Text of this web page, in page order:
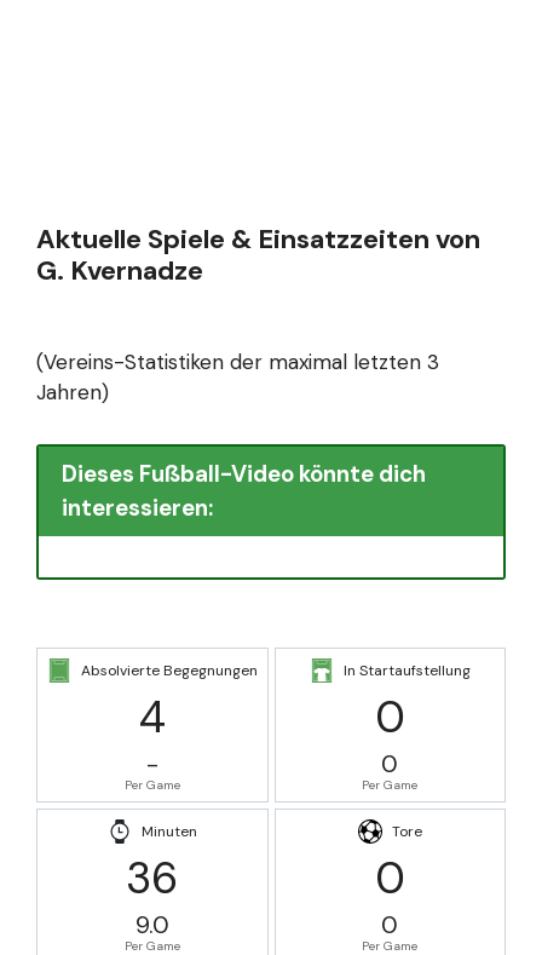
Aktuelle Spiele & Einsatzzeiten von
G. Kvernadze
(Vereins-Statistiken der maximal letzten 3
Jahren)
Dieses Fußball-Video könnte dich
interessieren:
Absolvierte Begegnungen
4
-
Per Game
In Startaufstellung
0
0
Per Game
Minuten
36
9.0
Per Game
Tore
0
0
Per Game